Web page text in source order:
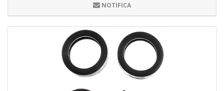
NOTIFICA